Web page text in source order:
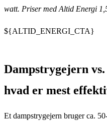
watt. Priser med Altid Energi
${ALTID_ENERGI_CTA}
Dampstrygejern
hvad er mest
Et dampstrygejern bruger ca.